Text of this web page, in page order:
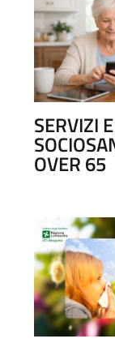
SERVIZI
OVER 65